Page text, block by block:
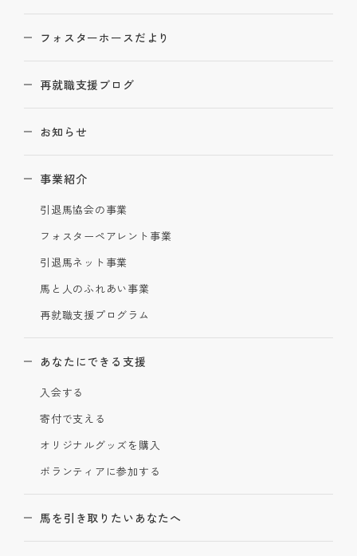
フォスターホースだより
再就職支援ブログ
お知らせ
事業紹介
引退馬協会の事業
フォスターペアレント事業
引退馬ネット事業
馬と人のふれあい事業
再就職支援プログラム
あなたにできる支援
入会する
寄付で支える
オリジナルグッズを購入
ボランティアに参加する
馬を引き取りたいあなたへ